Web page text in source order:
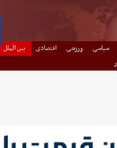
سیاسی ورزشی اقتصادی بین الملل